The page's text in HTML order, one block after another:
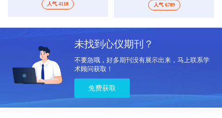
人气 4118 人气 6789
未找到心仪期刊？
不要急哦，好多期刊没有展示出来，马上联系学
术顾问获取！
免费获取